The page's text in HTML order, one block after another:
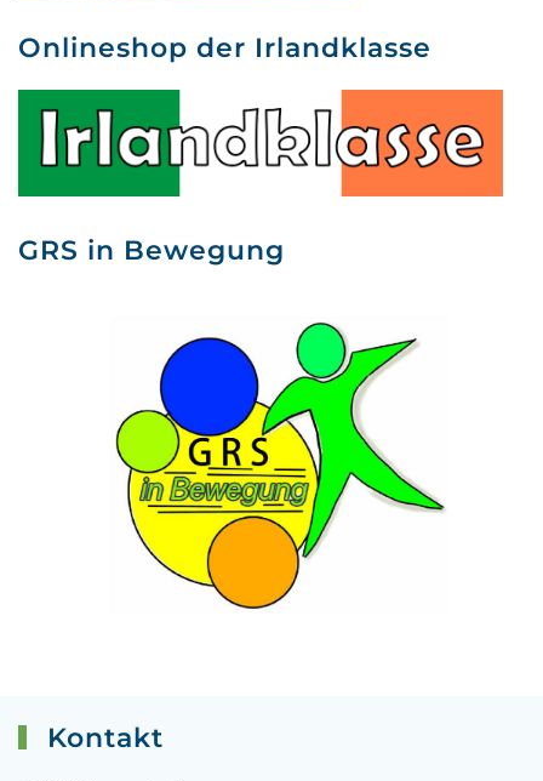
Onlineshop der Irlandklasse
GRS in Bewegung
Kontakt